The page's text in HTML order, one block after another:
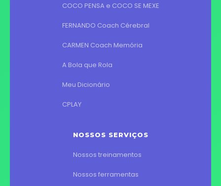
COCO PENSA e COCO SE MEXE
FERNANDO Coach Cérebral
CARMEN Coach Memória
A Bola que Rola
Meu Dicionário
CPLAY
NOSSOS SERVIÇOS
Nossos treinamentos
Nossos ferramentas